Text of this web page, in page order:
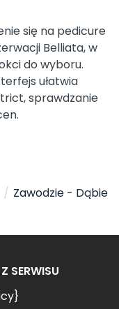
się na pedicure
Belliata, w
do wyboru.
ułatwia
sprawdzanie
/ Zawodzie - Dąbie
SERWISU